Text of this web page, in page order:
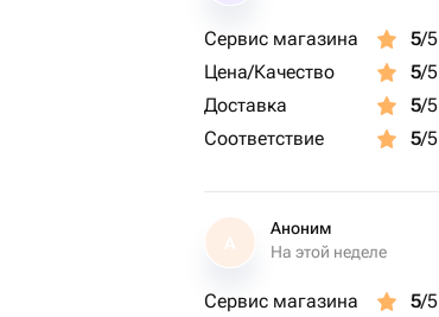
Сервис магазина 5/5
Цена/Качество
5/5
Доставка
5/5
Соответствие
5/5
А
Аноним
На этой неделе
Сервис магазина 5/5